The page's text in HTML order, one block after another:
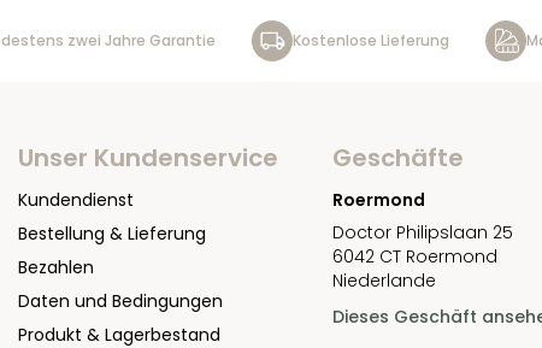
zwei Jahre Garantie Kostenlose Lieferung
Unser Kundenservice
Kundendienst
Bestellung & Lieferung
Bezahlen
Daten und Bedingungen
Produkt & Lagerbestand
Geschäfte
Roermond
Doctor Philipslaan 25
6042 CT Roermond
Niederlande
Dieses Geschäft